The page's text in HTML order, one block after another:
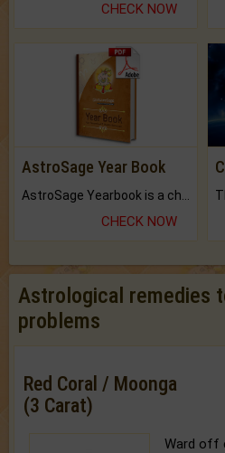
CHECK NOW
AstroSage Year Book
CHECK NOW
Astrological remedies
problems
Red Coral / Moonga
(3 Carat)
Ward off